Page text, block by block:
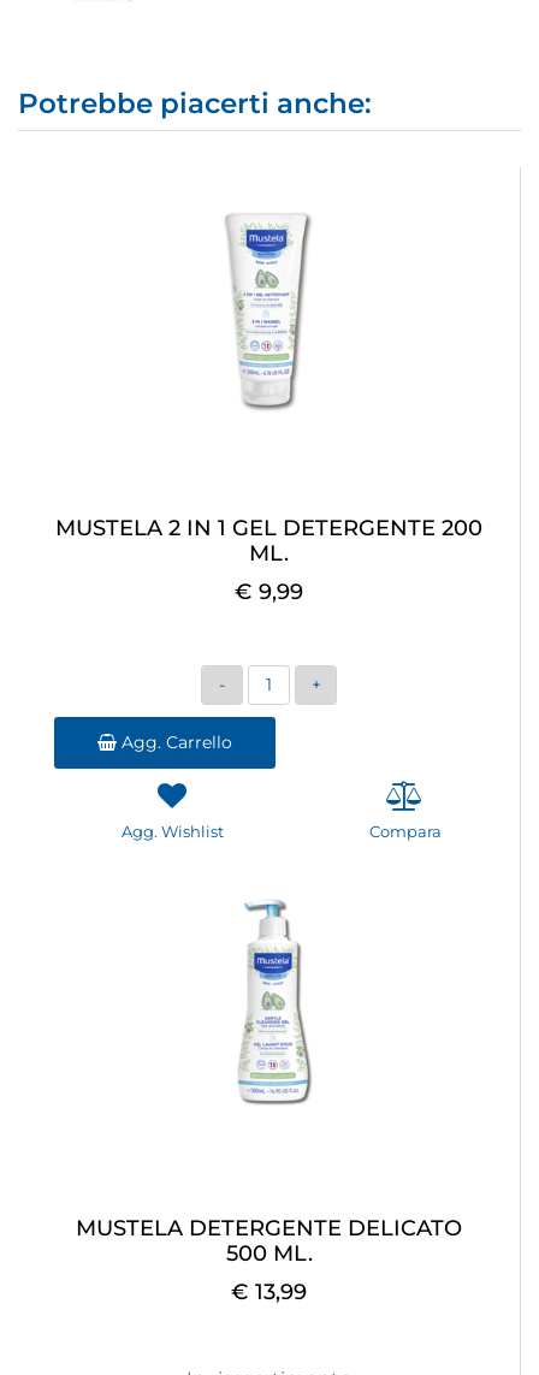
Potrebbe piacerti anche:
MUSTELA 2 IN 1 GEL DETERGENTE 200
ML.
€ 9,99
Quantità
Agg. Carrello
Agg. Wishlist Compara
MUSTELA DETERGENTE DELICATO
500 ML.
€ 13,99